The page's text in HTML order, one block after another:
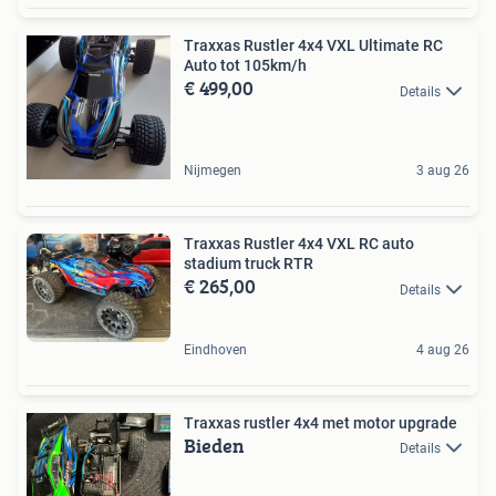
Traxxas Rustler 4x4 VXL Ultimate RC
Auto tot 105km/h
€ 499,00 Details
Nijmegen 3 aug 26
Traxxas Rustler 4x4 VXL RC auto
stadium truck RTR
€ 265,00 Details
Eindhoven 4 aug 26
Traxxas rustler 4x4 met motor upgrade
Bieden Details